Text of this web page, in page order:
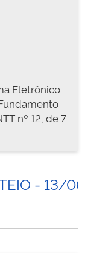
Eletrônico
nº 12, de 7
- 13/